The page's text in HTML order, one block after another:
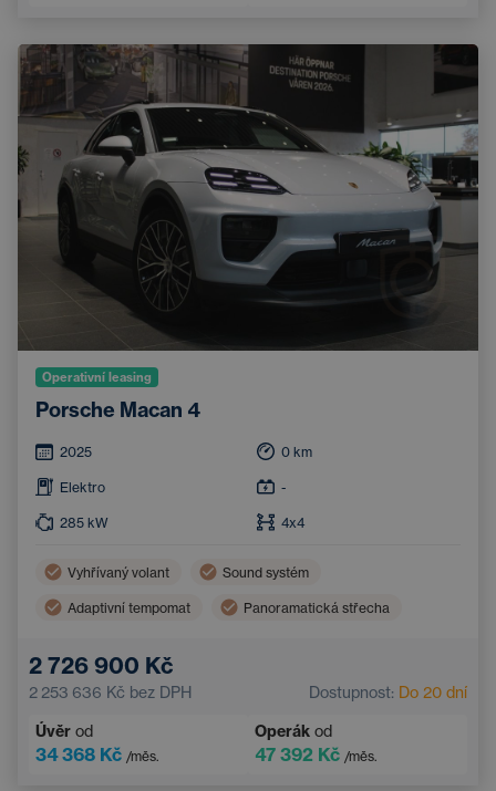
Operativní leasing
Porsche Macan 4
2025 0 km
Elektro -
285 kW 4x4
Vyhřívaný volant Sound systém
Adaptivní tempomat Panoramatická střecha
Vyhřívané čelní sklo
2 726 900 Kč
2 253 636 Kč bez DPH Dostupnost: Do 20 dní
Úvěr od
34 368 Kč /měs.
Operák od
47 392 Kč /měs.